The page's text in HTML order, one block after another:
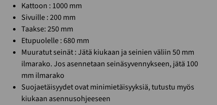
Kattoon : 1000 mm
Sivuille : 200 mm
Taakse: 250 mm
Etupuolelle : 680 mm
Muuratut seinät : Jätä kiukaan ja seinien väliin 50 mm
ilmarako. Jos asennetaan seinäsyvennykseen, jätä 100
mm ilmarako
Suojaetäisyydet ovat minimietäisyyksiä, tutustu myös
kiukaan asennusohjeeseen